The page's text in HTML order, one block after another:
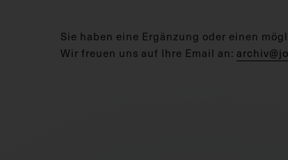
Sie haben eine Ergänzung oder einen
Wir freuen uns auf Ihre Email an: